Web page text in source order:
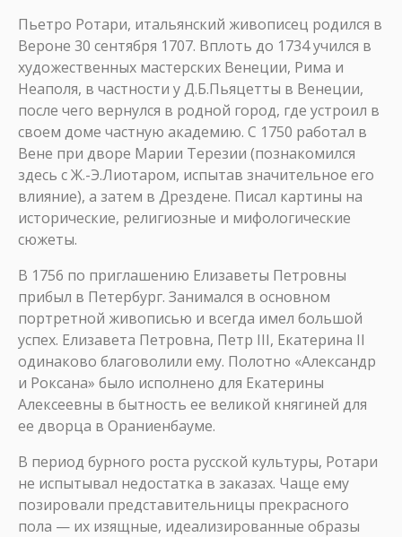
Пьетро Ротари, итальянский живописец родился в
Вероне 30 сентября 1707. Вплоть до 1734 учился в
художественных мастерских Венеции, Рима и
Неаполя, в частности у Д.Б.Пьяцетты в Венеции,
после чего вернулся в родной город, где устроил в
своем доме частную академию. С 1750 работал в
Вене при дворе Марии Терезии (познакомился
здесь с Ж.-Э.Лиотаром, испытав значительное его
влияние), а затем в Дрездене. Писал картины на
исторические, религиозные и мифологические
сюжеты.
В 1756 по приглашению Елизаветы Петровны
прибыл в Петербург. Занимался в основном
портретной живописью и всегда имел большой
успех. Елизавета Петровна, Петр III, Екатерина II
одинаково благоволили ему. Полотно «Александр
и Роксана» было исполнено для Екатерины
Алексеевны в бытность ее великой княгиней для
ее дворца в Ораниенбауме.
В период бурного роста русской культуры, Ротари
не испытывал недостатка в заказах. Чаще ему
позировали представительницы прекрасного
пола — их изящные, идеализированные образы